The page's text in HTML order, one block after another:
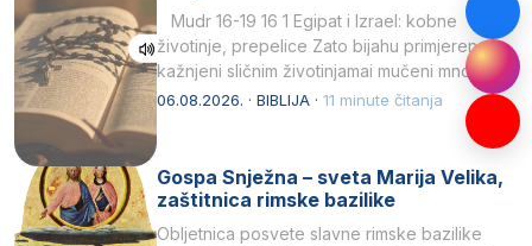
Mudr 16-19 16 1 Egipat i Izrael: kobne
životinje, prepelice Zato bijahu primjereno
kažnjeni sličnim životinjamai mučeni mnoštvom
kukaca.2 A narod…
06.08.2026. · BIBLIJA · 11 minute čitanja
Gospa Snježna – sveta Marija Velika,
zaštitnica rimske bazilike
Obljetnica posvete slavne rimske bazilike